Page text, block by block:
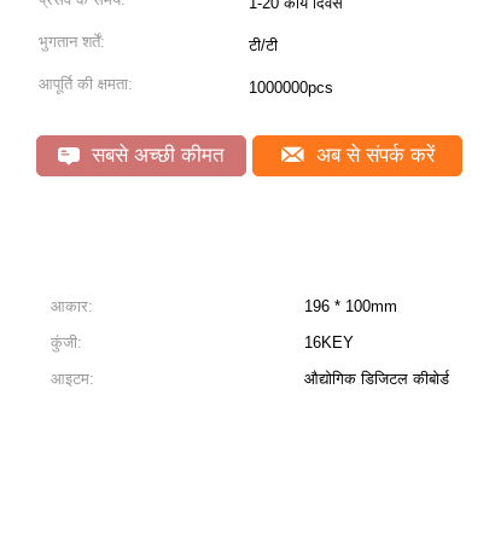
भुगतान शर्तें: टी/टी
आपूर्ति की क्षमता: 1000000pcs
सबसे अच्छी कीमत अब से संपर्क करें
आकार:
196 * 100mm
कुंजी:
16KEY
आइटम:
औद्योगिक डिजिटल कीबोर्ड